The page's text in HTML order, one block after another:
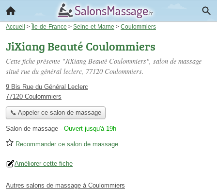
Accueil > Île-de-France > Seine-et-Marne > Coulommiers
JiXiang Beauté Coulommiers
Cette fiche présente "JiXiang Beauté Coulommiers", salon de massage
situé rue du général leclerc, 77120 Coulommiers.
9 Bis Rue du Général Leclerc
77120 Coulommiers
📞 Appeler ce salon de massage
Salon de massage - Ouvert jusqu'à 19h
Recommander ce salon de massage
Améliorer cette fiche
Autres salons de massage à Coulommiers